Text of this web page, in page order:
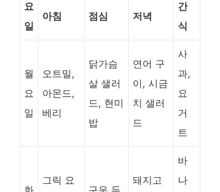
요
일
아침 점심 저녁
간
식
월
요
일
오트밀,
아몬드,
베리
닭가슴
살 샐러
드, 현미
밥
연어 구
이, 시금
치 샐러
드
사
과,
요
거
트
그릭 요
돼지고
바
나